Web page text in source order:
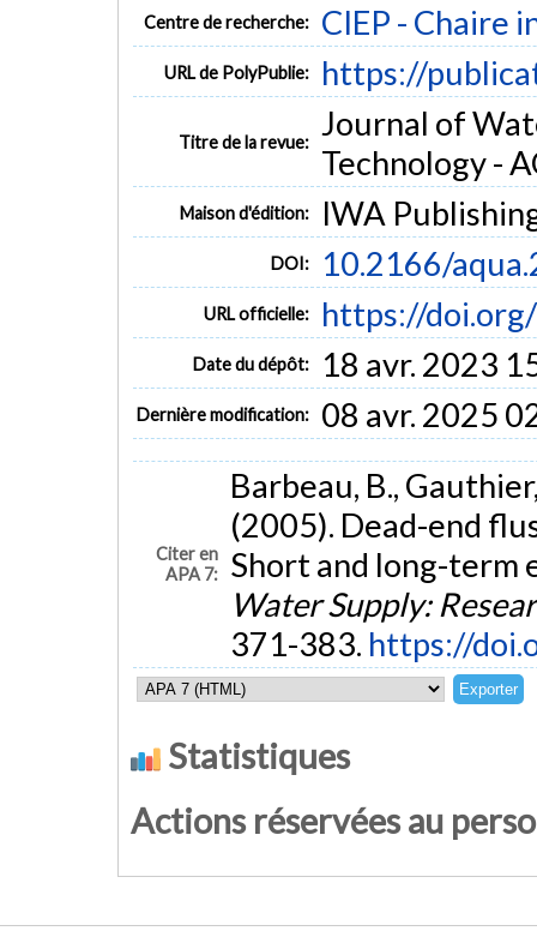
Centre de recherche: CIEP - Chaire
URL de PolyPublie: https://
Titre de la revue: Journal of
Technology -
Maison d'édition: IWA
DOI: 10.2166/
URL officielle: https://
Date du dépôt: 18 avr. 2023
Dernière modification: 08 avr. 2025
Citer en
APA 7:
Barbeau, B.,
(2005). Dead-end
Short and long-
Water Supply:
371-383. https://
Statistiques
Actions réservées au